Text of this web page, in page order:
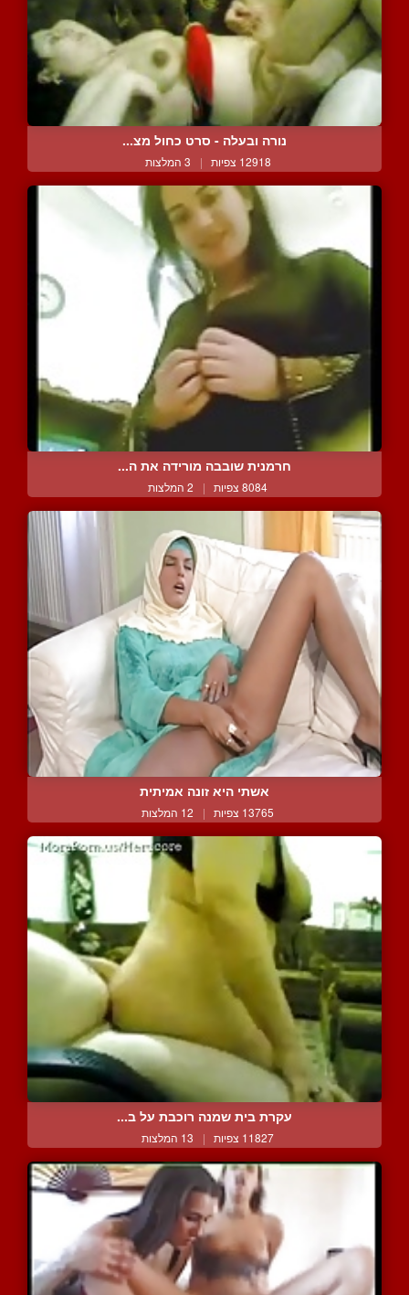
נורה ובעלה - סרט כחול מצ...
12918 צפיות | 3 המלצות
חרמנית שובבה מורידה את ה...
8084 צפיות | 2 המלצות
אשתי היא זונה אמיתית
13765 צפיות | 12 המלצות
עקרת בית שמנה רוכבת על ב...
11827 צפיות | 13 המלצות